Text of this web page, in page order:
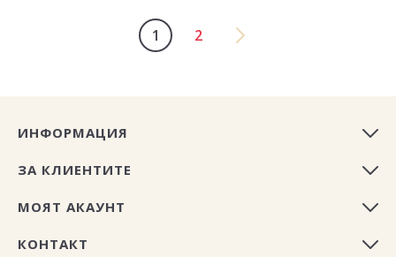
1 2
ИНФОРМАЦИЯ
ЗА КЛИЕНТИТЕ
МОЯТ АКАУНТ
КОНТАКТ